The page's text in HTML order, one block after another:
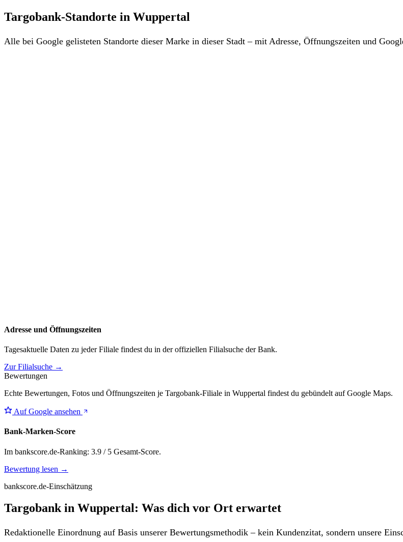
Targobank-Standorte in Wuppertal
Alle bei Google gelisteten Standorte dieser Marke in dieser Stadt – mit Adresse, Öffnungszeiten und
Adresse und Öffnungszeiten
Tagesaktuelle Daten zu jeder Filiale findest du in der offiziellen Filialsuche der Bank.
Zur Filialsuche →
Bewertungen
Echte Bewertungen, Fotos und Öffnungszeiten je Targobank-Filiale in Wuppertal findest du gebündelt auf Google Maps.
Auf Google ansehen
Bank-Marken-Score
Im bankscore.de-Ranking: 3.9 / 5 Gesamt-Score.
Bewertung lesen →
bankscore.de-Einschätzung
Targobank in Wuppertal: Was dich vor Ort erwartet
Redaktionelle Einordnung auf Basis unserer Bewertungsmethodik – kein Kundenzitat, sondern unsere